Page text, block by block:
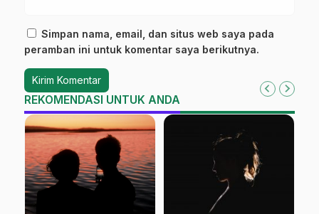
Simpan nama, email, dan situs web saya pada
peramban ini untuk komentar saya berikutnya.
REKOMENDASI UNTUK ANDA